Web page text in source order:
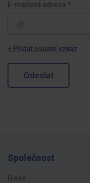
E-mailová adresa
+ Přidat osobní vzkaz
Odeslat
Společnost
O nás